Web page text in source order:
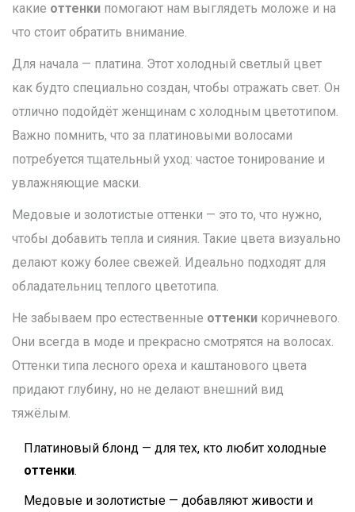
какие оттенки помогают нам выглядеть моложе и на
что стоит обратить внимание.
Для начала — платина. Этот холодный светлый цвет
как будто специально создан, чтобы отражать свет. Он
отлично подойдёт женщинам с холодным цветотипом.
Важно помнить, что за платиновыми волосами
потребуется тщательный уход: частое тонирование и
увлажняющие маски.
Медовые и золотистые оттенки — это то, что нужно,
чтобы добавить тепла и сияния. Такие цвета визуально
делают кожу более свежей. Идеально подходят для
обладательниц теплого цветотипа.
Не забываем про естественные оттенки коричневого.
Они всегда в моде и прекрасно смотрятся на волосах.
Оттенки типа лесного ореха и каштанового цвета
придают глубину, но не делают внешний вид
тяжёлым.
Платиновый блонд — для тех, кто любит холодные
оттенки.
Медовые и золотистые — добавляют живости и